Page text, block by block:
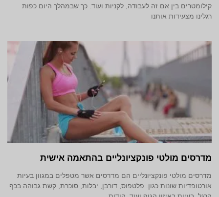
קילומטרים בין אם זה לעבודה, לקניות ועוד. כך שבמהלך היום כפות
רגלינו מצעידות אותנו
מדרסים מולטי פונקציונליים בהתאמה אישית
מדרסים מולטי פונקציונליים הם מדרסים אשר מטפלים במגוון בעיות
אורטופדיות שונות כגון: פלטפוס, דורבן, יבלות, סוכרת, קשת גבוהה בכף